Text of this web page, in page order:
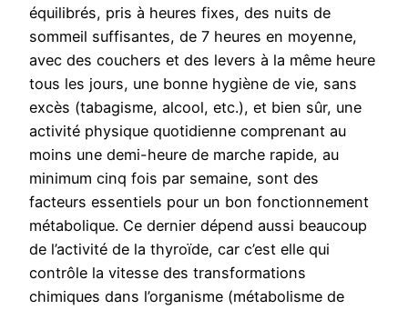
équilibrés, pris à heures fixes, des nuits de
sommeil suffisantes, de 7 heures en moyenne,
avec des couchers et des levers à la même heure
tous les jours, une bonne hygiène de vie, sans
excès (tabagisme, alcool, etc.), et bien sûr, une
activité physique quotidienne comprenant au
moins une demi-heure de marche rapide, au
minimum cinq fois par semaine, sont des
facteurs essentiels pour un bon fonctionnement
métabolique. Ce dernier dépend aussi beaucoup
de l’activité de la thyroïde, car c’est elle qui
contrôle la vitesse des transformations
chimiques dans l’organisme (métabolisme de